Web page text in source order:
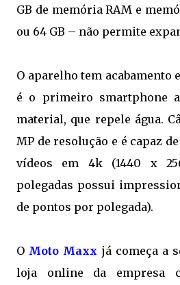
GB de memória RAM e
ou 64 GB – não permite
O aparelho tem acabamento
é o primeiro smartphone
material, que repele água.
MP de resolução e é capaz
vídeos em 4k (1440 x
polegadas possui
de pontos por polegada).
O Moto Maxx já começa a
loja online da empresa